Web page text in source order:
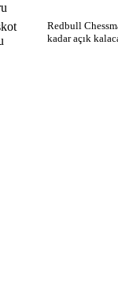
Redbull
kadar açık